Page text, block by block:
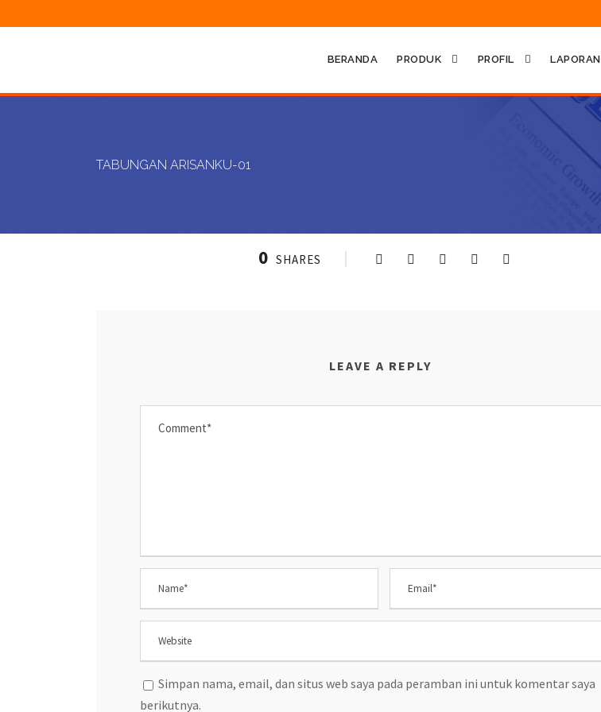
BERANDA PRODUK PROFIL LAPORAN
TABUNGAN ARISANKU-01
0 SHARES
LEAVE A REPLY
Simpan nama, email, dan situs web saya pada peramban ini untuk komentar saya
berikutnya.